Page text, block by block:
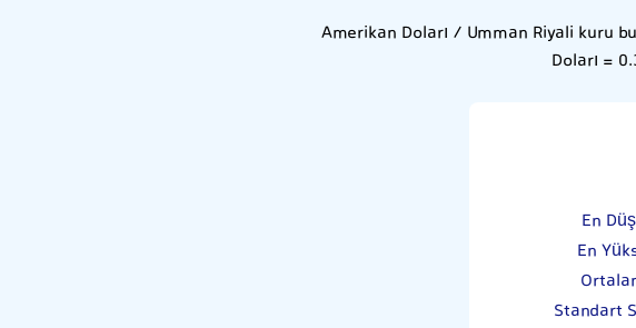
Amerikan Doları / Umman Riyali kuru
Doları =
En
En
Standart